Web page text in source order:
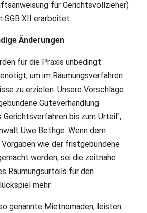
für Gerichtsvollzieher)
SGB XII erarbeitet.
Änderungen
für die Praxis unbedingt
um im Räumungsverfahren
zu erzielen. Unsere Vorschläge
Güteverhandlung
Gerichtsverfahren bis zum Urteil",
Uwe Bethge. Wenn dem
wie der fristgebundene
werden, sei die zeitnahe
Räumungsurteils für den
mehr.
genannte Mietnomaden, leisten